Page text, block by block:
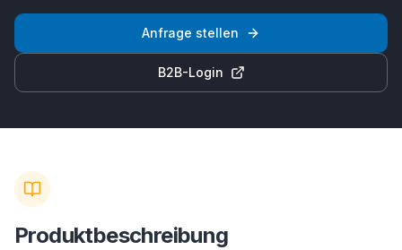
Anfrage stellen
B2B-Login
Produktbeschreibung